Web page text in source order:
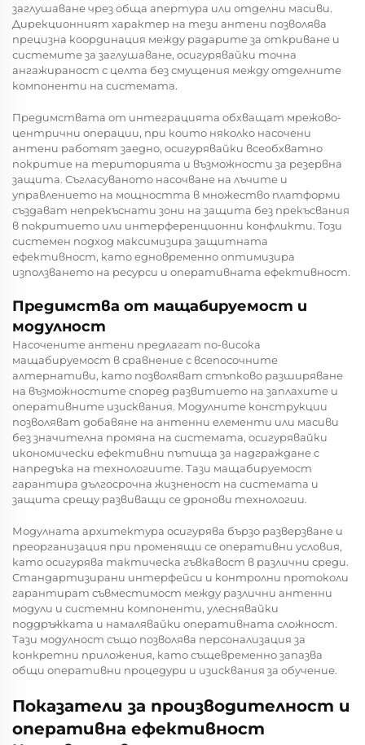
заглушаване чрез обща апертура или отделни масиви.
Дирекционният характер на тези антени позволява
прецизна координация между радарите за откриване и
системите за заглушаване, осигурявайки точна
ангажираност с целта без смущения между отделните
компоненти на системата.
Предимствата от интеграцията обхващат мрежово-
центрични операции, при които няколко насочени
антени работят заедно, осигурявайки всеобхватно
покритие на територията и възможности за резервна
защита. Съгласуваното насочване на лъчите и
управлението на мощността в множество платформи
създават непрекъснати зони на защита без прекъсвания
в покритието или интерференционни конфликти. Този
системен подход максимизира защитната
ефективност, като едновременно оптимизира
използването на ресурси и оперативната ефективност.
Предимства от мащабируемост и
модулност
Насочените антени предлагат по-висока
мащабируемост в сравнение с всепосочните
алтернативи, като позволяват стъпково разширяване
на възможностите според развитието на заплахите и
оперативните изисквания. Модулните конструкции
позволяват добавяне на антенни елементи или масиви
без значителна промяна на системата, осигурявайки
икономически ефективни пътища за надграждане с
напредъка на технологиите. Тази мащабируемост
гарантира дългосрочна жизненост на системата и
защита срещу развиващи се дронови технологии.
Модулната архитектура осигурява бързо разверзване и
преорганизация при променящи се оперативни условия,
като осигурява тактическа гъвкавост в различни среди.
Стандартизирани интерфейси и контролни протоколи
гарантират съвместимост между различни антенни
модули и системни компоненти, улеснявайки
поддръжката и намалявайки оперативната сложност.
Тази модулност също позволява персонализация за
конкретни приложения, като същевременно запазва
общи оперативни процедури и изисквания за обучение.
Показатели за производителност и
оперативна ефективност